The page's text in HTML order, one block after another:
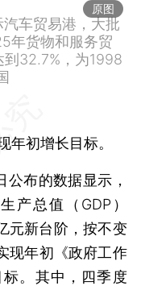
原图
车贸易港，大批
年货物和服务贸
32.7%，为1998
初增长目标。
布的数据显示，
产总值（GDP）
元新台阶，按不变
现年初《政府工作
标。其中，四季度